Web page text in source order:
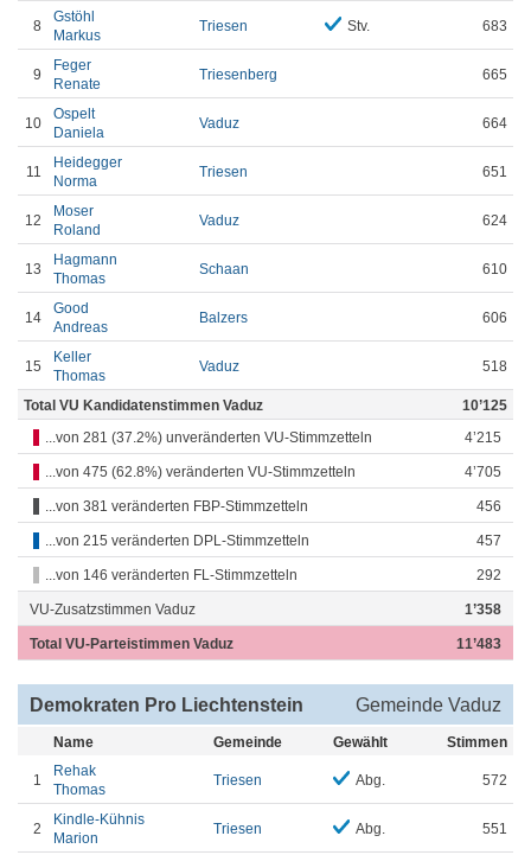
8
Gstöhl
Markus
Triesen Stv. 683
9
Feger
Renate
Triesenberg 665
10
Ospelt
Daniela
Vaduz 664
11
Heidegger
Norma
Triesen 651
12
Moser
Roland
Vaduz 624
13
Hagmann
Thomas
Schaan 610
14
Good
Andreas
Balzers 606
15
Keller
Thomas
Vaduz 518
Total VU Kandidatenstimmen Vaduz
10’125
...von 281 (37.2%) unveränderten VU-Stimmzetteln
4’215
...von 475 (62.8%) veränderten VU-Stimmzetteln 4’705
...von 381 veränderten FBP-Stimmzetteln 456
...von 215 veränderten DPL-Stimmzetteln 457
...von 146 veränderten FL-Stimmzetteln 292
VU-Zusatzstimmen Vaduz 1’358
Total VU-Parteistimmen Vaduz 11’483
Demokraten Pro Liechtenstein Gemeinde Vaduz
Name Gemeinde Gewählt Stimmen
1
Rehak
Thomas
Triesen Abg. 572
2
Kindle-Kühnis
Marion
Triesen Abg. 551